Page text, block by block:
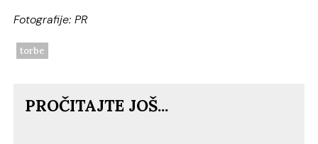
Fotografije: PR
torbe
PROČITAJTE JOŠ...